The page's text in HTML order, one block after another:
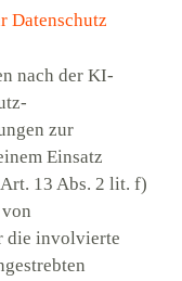
Datenschutz
nach der KI-
zur
Einsatz
13 Abs. 2 lit. f)
die involvierte